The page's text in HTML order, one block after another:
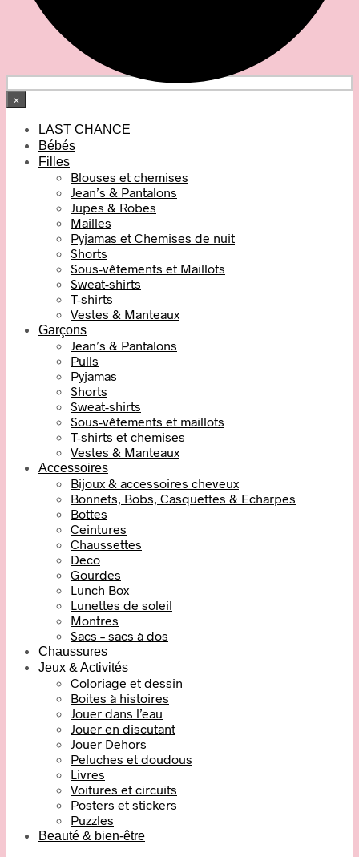
×
LAST CHANCE
Bébés
Filles
Blouses et chemises
Jean’s & Pantalons
Jupes & Robes
Mailles
Pyjamas et Chemises de nuit
Shorts
Sous-vêtements et Maillots
Sweat-shirts
T-shirts
Vestes & Manteaux
Garçons
Jean’s & Pantalons
Pulls
Pyjamas
Shorts
Sweat-shirts
Sous-vêtements et maillots
T-shirts et chemises
Vestes & Manteaux
Accessoires
Bijoux & accessoires cheveux
Bonnets, Bobs, Casquettes & Echarpes
Bottes
Ceintures
Chaussettes
Deco
Gourdes
Lunch Box
Lunettes de soleil
Montres
Sacs – sacs à dos
Chaussures
Jeux & Activités
Coloriage et dessin
Boites à histoires
Jouer dans l’eau
Jouer en discutant
Jouer Dehors
Peluches et doudous
Livres
Voitures et circuits
Posters et stickers
Puzzles
Beauté & bien-être